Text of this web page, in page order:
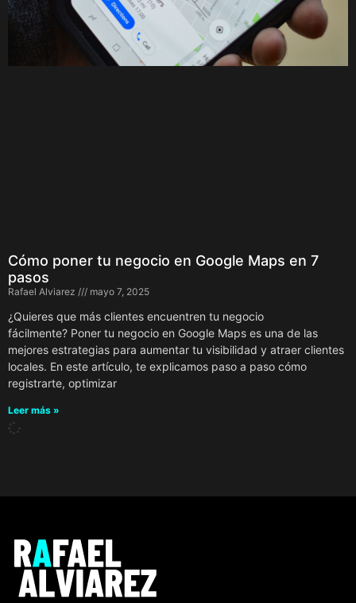
Cómo poner tu negocio en Google Maps en 7
pasos
Rafael Alviarez mayo 7, 2025
¿Quieres que más clientes encuentren tu negocio
fácilmente? Poner tu negocio en Google Maps es una de las
mejores estrategias para aumentar tu visibilidad y atraer clientes
locales. En este artículo, te explicamos paso a paso cómo
registrarte, optimizar
Leer más »